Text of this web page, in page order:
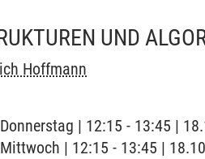
UND
Hoffmann
| 12:15 - 13:45 |
| 12:15 - 13:45 |